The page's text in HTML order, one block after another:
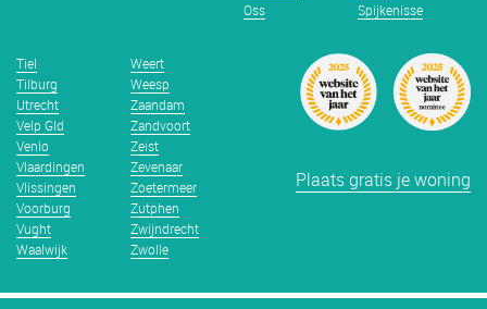
Oss
Spijkenisse
Tiel
Tilburg
Utrecht
Velp Gld
Venlo
Vlaardingen
Vlissingen
Voorburg
Vught
Waalwijk
Weert
Weesp
Zaandam
Zandvoort
Zeist
Zevenaar
Zoetermeer
Zutphen
Zwijndrecht
Zwolle
Plaats gratis je woning